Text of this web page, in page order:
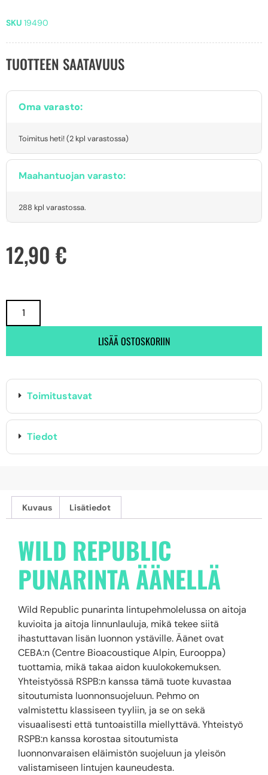
SKU 19490
TUOTTEEN SAATAVUUS
Oma varasto:
Toimitus heti! (2 kpl varastossa)
Maahantuojan varasto:
288 kpl varastossa.
12,90 €
LISÄÄ OSTOSKORIIN
Toimitustavat
Tiedot
Kuvaus Lisätiedot
WILD REPUBLIC
PUNARINTA ÄÄNELLÄ
Wild Republic punarinta lintupehmolelussa on aitoja
kuvioita ja aitoja linnunlauluja, mikä tekee siitä
ihastuttavan lisän luonnon ystäville. Äänet ovat
CEBA:n (Centre Bioacoustique Alpin, Eurooppa)
tuottamia, mikä takaa aidon kuulokokemuksen.
Yhteistyössä RSPB:n kanssa tämä tuote kuvastaa
sitoutumista luonnonsuojeluun. Pehmo on
valmistettu klassiseen tyyliin, ja se on sekä
visuaalisesti että tuntoaistilla miellyttävä. Yhteistyö
RSPB:n kanssa korostaa sitoutumista
luonnonvaraisen eläimistön suojeluun ja yleisön
valistamiseen lintujen kauneudesta.